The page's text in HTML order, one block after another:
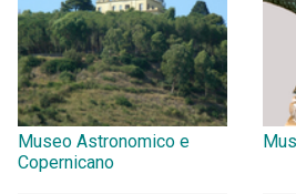
Museo Astronomico e
Copernicano